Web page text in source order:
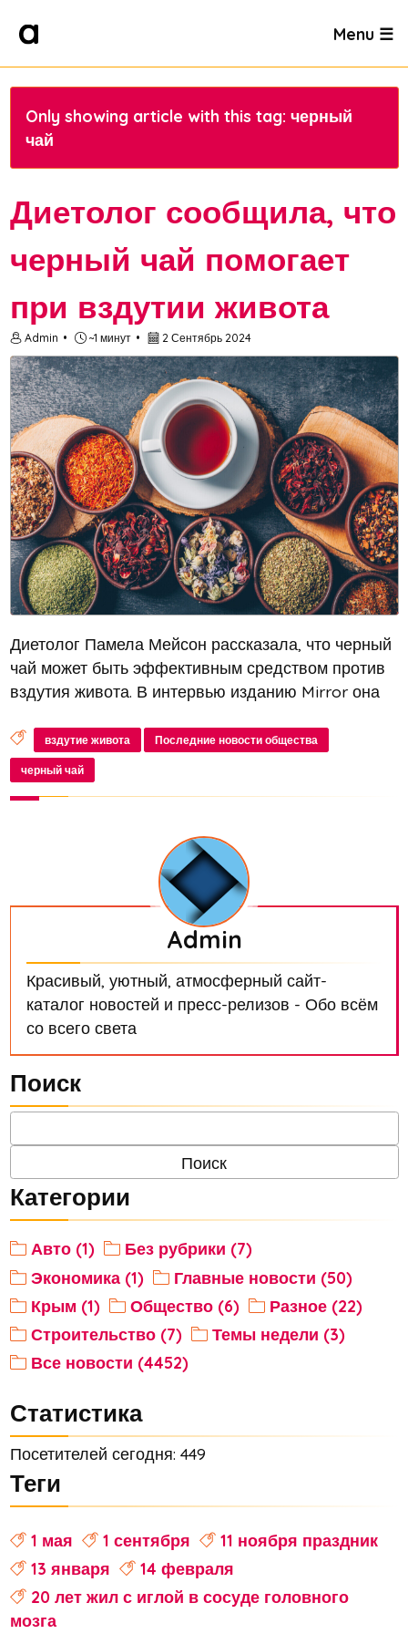
Menu ☰
Only showing article with this tag: черный
чай
Диетолог сообщила, что
черный чай помогает
при вздутии живота
Admin ~1 минут 2 Сентябрь 2024
Диетолог Памела Мейсон рассказала, что черный
чай может быть эффективным средством против
вздутия живота. В интервью изданию Mirror она
кишечника благодаря флавоноидам, которые
уменьшают воспаление и ул...
вздутие живота Последние новости общества
черный чай
Admin
Красивый, уютный, атмосферный сайт-
каталог новостей и пресс-релизов - Обо всём
со всего света
Поиск
Категории
Авто (1)
Без рубрики (7)
Экономика (1)
Главные новости (50)
Крым (1)
Общество (6)
Разное (22)
Строительство (7)
Темы недели (3)
Все новости (4452)
Статистика
Посетителей сегодня: 449
Теги
1 мая 1 сентября
11 ноября праздник
13 января
14 февраля
20 лет жил с иглой в сосуде головного
мозга